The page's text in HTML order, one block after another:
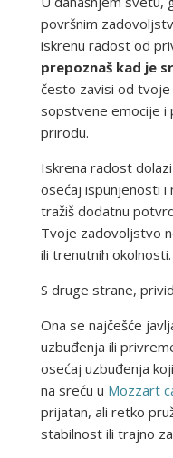
površnim
iskrenu radost od
prepoznaš kad je
često zavisi od
sopstvene emocije i
prirodu.
Iskrena radost
osećaj ispunjenosti i
tražiš dodatnu
Tvoje zadovoljstvo
ili trenutnih okolnosti.
S druge strane,
Ona se najčešće
uzbuđenja ili
osećaj uzbuđenja
na sreću u Mozzart
prijatan, ali retko
stabilnost ili trajno